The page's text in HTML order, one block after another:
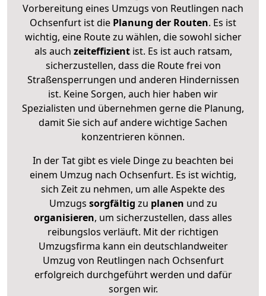
Vorbereitung eines Umzugs von Reutlingen nach
Ochsenfurt ist die Planung der Routen. Es ist
wichtig, eine Route zu wählen, die sowohl sicher
als auch zeiteffizientist. Es ist auch ratsam,
sicherzustellen, dass die Route frei von
Straßensperrungen und anderen Hindernissen
ist. Keine Sorgen, auch hier haben wir
Spezialisten und übernehmen gerne die Planung,
damit Sie sich auf andere wichtige Sachen
konzentrieren können.
In der Tat gibt es viele Dinge zu beachten bei
einem Umzug nach Ochsenfurt. Es ist wichtig,
sich Zeit zu nehmen, um alle Aspekte des
Umzugs sorgfältig zu planen und zu
organisieren, um sicherzustellen, dass alles
reibungslos verläuft. Mit der richtigen
Umzugsfirma kann ein deutschlandweiter
Umzug von Reutlingen nach Ochsenfurt
erfolgreich durchgeführt werden und dafür
sorgen wir.